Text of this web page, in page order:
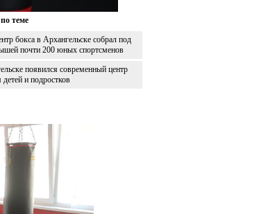
теме
бокса в Архангельске собрал под
почти 200 юных спортсменов
появился современный центр
детей и подростков